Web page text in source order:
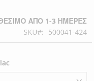
ΑΠΌ 1-3 ΗΜΈΡΕΣ
SKU
500041-424